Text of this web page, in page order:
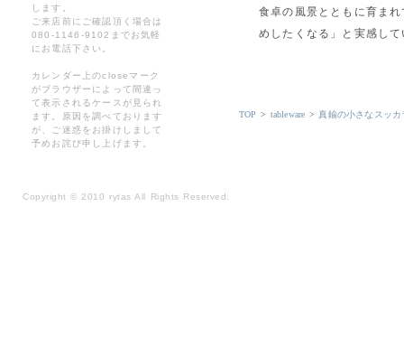
食卓の風景とともに育ま
めしたくなる」と実感し
TOP > tableware > 真鍮の小さなスッカ
します。
ご来店前にご確認頂く場合は
080-1146-9102までお気軽
にお電話下さい。
カレンダー上のcloseマーク
がブラウザーによって間違っ
て表示されるケースが見られ
ます。原因を調べております
が、ご迷惑をお掛けしまして
予めお詫び申し上げます。
Copyright© 2010 rytas All Rights Reserved.